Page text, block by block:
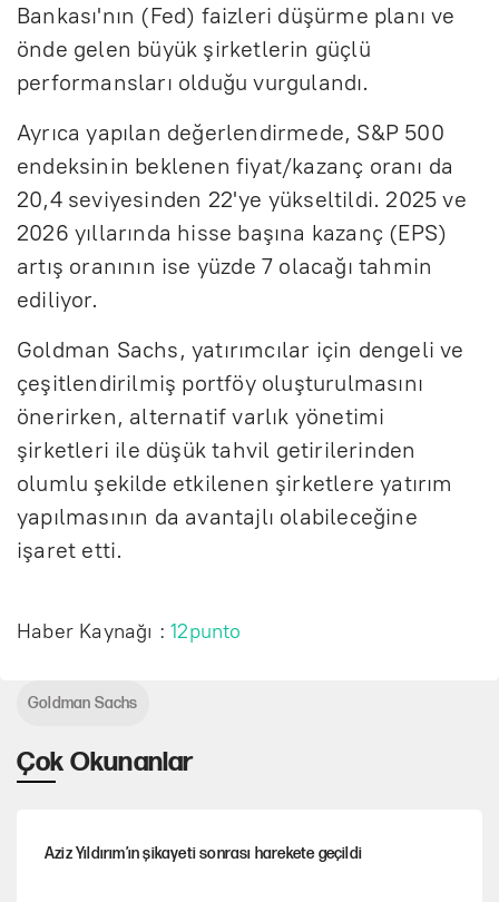
Bankası'nın (Fed) faizleri düşürme planı ve
önde gelen büyük şirketlerin güçlü
performansları olduğu vurgulandı.
Ayrıca yapılan değerlendirmede, S&P 500
endeksinin beklenen fiyat/kazanç oranı da
20,4 seviyesinden 22'ye yükseltildi. 2025 ve
2026 yıllarında hisse başına kazanç (EPS)
artış oranının ise yüzde 7 olacağı tahmin
ediliyor.
Goldman Sachs, yatırımcılar için dengeli ve
çeşitlendirilmiş portföy oluşturulmasını
önerirken, alternatif varlık yönetimi
şirketleri ile düşük tahvil getirilerinden
olumlu şekilde etkilenen şirketlere yatırım
yapılmasının da avantajlı olabileceğine
işaret etti.
Haber Kaynağı :12punto
Çok Okunanlar
Aziz Yıldırım’ın şikayeti sonrası harekete geçildi
Goldman Sachs